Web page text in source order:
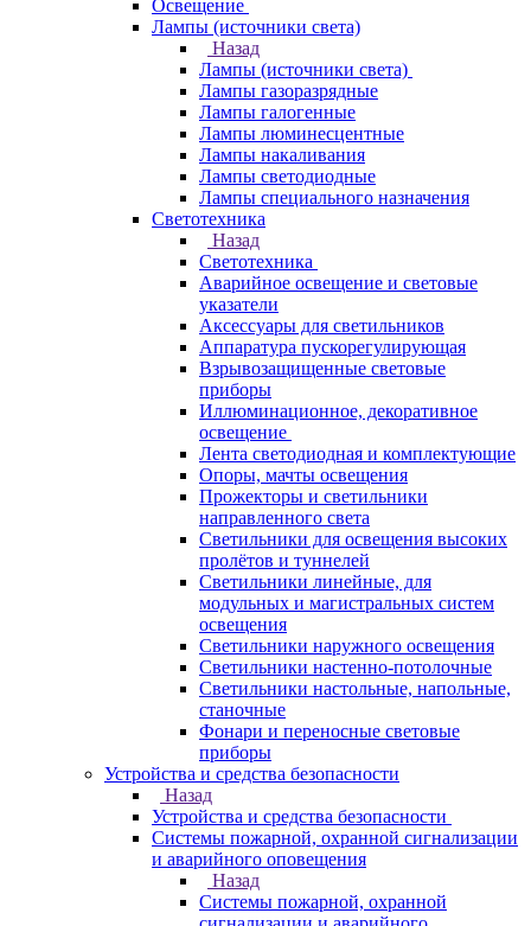
Освещение
Лампы (источники света)
Назад
Лампы (источники света)
Лампы газоразрядные
Лампы галогенные
Лампы люминесцентные
Лампы накаливания
Лампы светодиодные
Лампы специального назначения
Светотехника
Назад
Светотехника
Аварийное освещение и световые
указатели
Аксессуары для светильников
Аппаратура пускорегулирующая
Взрывозащищенные световые
приборы
Иллюминационное, декоративное
освещение
Лента светодиодная и комплектующие
Опоры, мачты освещения
Прожекторы и светильники
направленного света
Светильники для освещения высоких
пролётов и туннелей
Светильники линейные, для
модульных и магистральных систем
освещения
Светильники наружного освещения
Светильники настенно-потолочные
Светильники настольные, напольные,
станочные
Фонари и переносные световые
приборы
Устройства и средства безопасности
Назад
Устройства и средства безопасности
Системы пожарной, охранной сигнализации
и аварийного оповещения
Назад
Системы пожарной, охранной